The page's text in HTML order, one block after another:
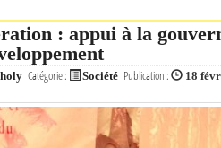
: appui à la
Catégorie : Société Publication : 18